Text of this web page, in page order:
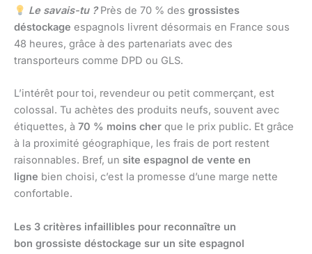
Le savais-tu ?Près de 70 % des grossistes
déstockage espagnols livrent désormais en France sous
48 heures, grâce à des partenariats avec des
transporteurs comme DPD ou GLS.
L’intérêt pour toi, revendeur ou petit commerçant, est
colossal. Tu achètes des produits neufs, souvent avec
étiquettes, à 70 % moins cher que le prix public. Et grâce
à la proximité géographique, les frais de port restent
raisonnables. Bref, un site espagnol de vente en
ligne bien choisi, c’est la promesse d’une marge nette
confortable.
Les 3 critères infaillibles pour reconnaître un
bon grossiste déstockage sur un site espagnol